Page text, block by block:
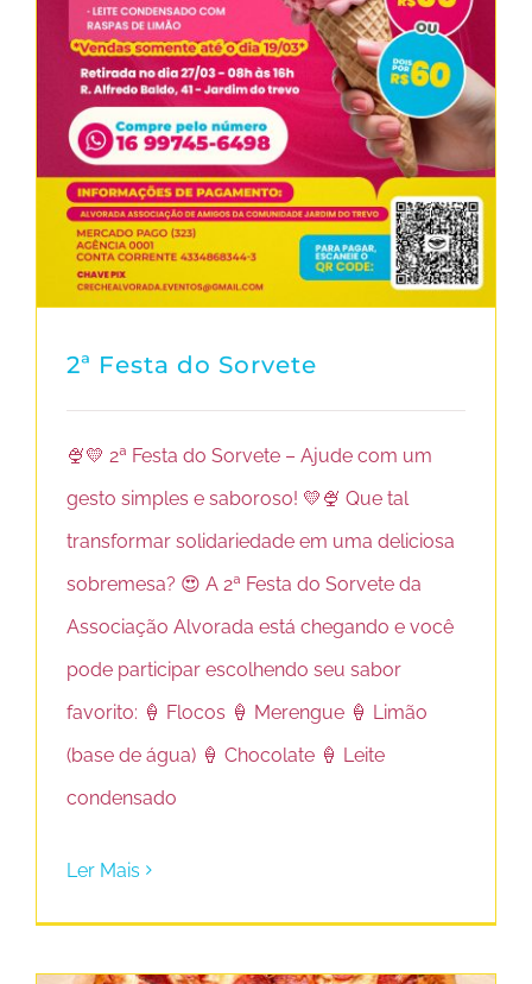
2ª Festa do Sorvete
🍨💛 2ª Festa do Sorvete – Ajude com um
gesto simples e saboroso! 💛🍨 Que tal
transformar solidariedade em uma deliciosa
sobremesa? 😍 A 2ª Festa do Sorvete da
Associação Alvorada está chegando e você
pode participar escolhendo seu sabor
favorito: 🍦 Flocos 🍦 Merengue 🍦 Limão
(base de água) 🍦 Chocolate 🍦 Leite
condensado
Ler Mais